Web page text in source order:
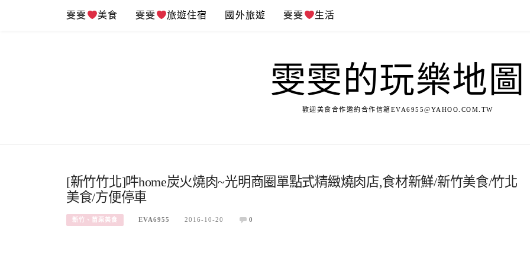
雯雯 美食 雯雯 旅遊住宿 國外旅遊 雯雯 生活
雯雯的玩樂地圖
歡迎美食合作邀約合作信箱EVA6955@YAHOO.COM.TW
[新竹竹北]吽home炭火燒肉~光明商圈單點式精緻燒肉店,食材新鮮/新竹美食/竹北
美食/方便停車
新竹、苗栗美食 EVA6955 2016-10-20 0